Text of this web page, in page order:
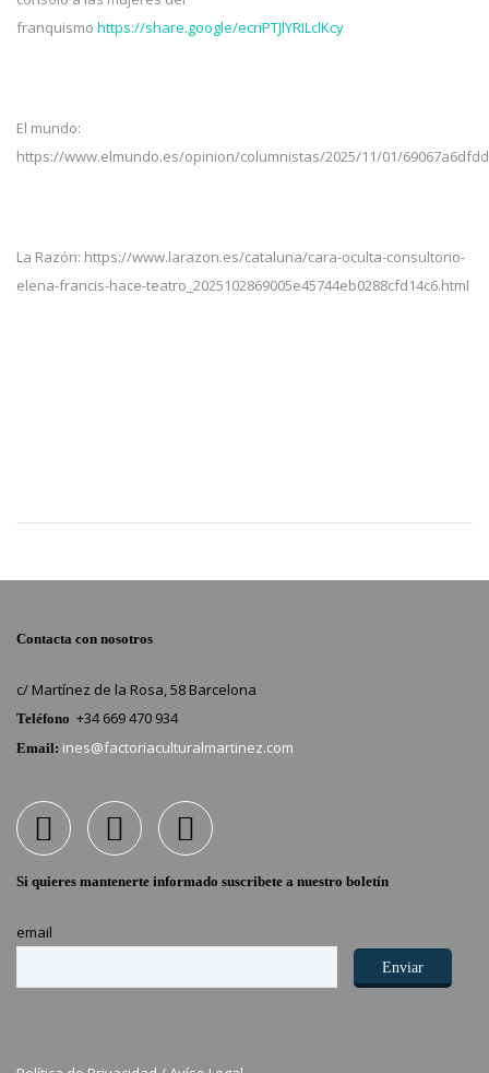
franquismo https://share.google/ecriPTJlYRILclKcy
El mundo:
https://www.elmundo.es/opinion/columnistas/2025/11/01/
La Razón: https://www.larazon.es/cataluna/cara-oculta-consultorio-
elena-francis-hace-teatro_2025102869005e45744eb0288cfd14c6.html
Contacta con nosotros
c/ Martínez de la Rosa, 58 Barcelona
Teléfono +34 669 470 934
Email: ines@factoriaculturalmartinez.com
Si quieres mantenerte informado suscribete a nuestro boletín
email